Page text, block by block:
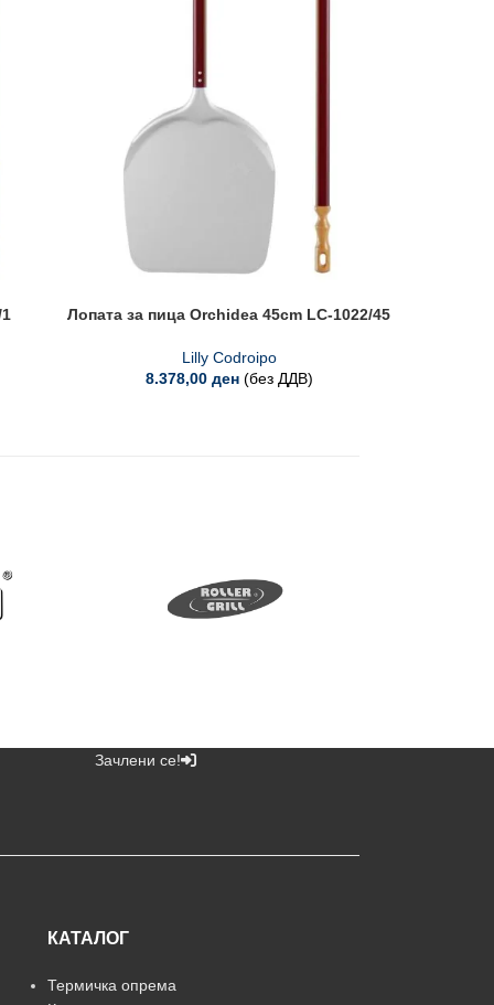
Лопата за пица Orchidea 45cm LC-1022/45
Lilly Codroipo
8.378,00 ден (без ДДВ)
Зачлени се!
КАТАЛОГ
Термичка опрема